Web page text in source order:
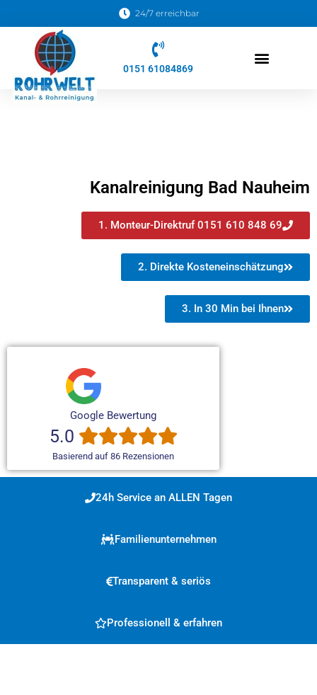
24/7 erreichbar
0151 61084869
Kanalreinigung Bad Nauheim
1. Monteur-Direktruf 0151 610 848 69
2. Direkte Kosteneinschätzung
3. In 30 Min bei Ihnen
Google Bewertung
5.0
Basierend auf 86 Rezensionen
24h Service an ALLEN Tagen
Familienunternehmen
Transparent & seriös
Professionell & erfahren